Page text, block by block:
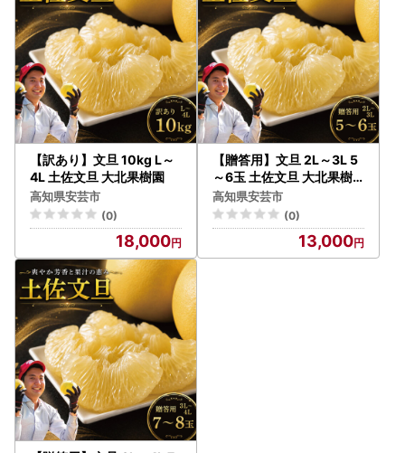
【訳あり】文旦 10kg L～
4L 土佐文旦 大北果樹園
高知県安芸市
(0)
18,000
【贈答用】文旦 2L～3L 5
～6玉 土佐文旦 大北果樹
園
高知県安芸市
(0)
13,000